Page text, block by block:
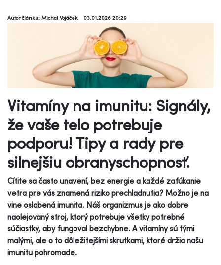
Autor článku: Michal Vojáček 03.01.2026 20:29
Vitamíny na imunitu: Signály,
že vaše telo potrebuje
podporu! Tipy a rady pre
silnejšiu obranyschopnosť.
Cítite sa často unavení, bez energie a každé zafúkanie
vetra pre vás znamená riziko prechladnutia? Možno je na
vine oslabená imunita. Náš organizmus je ako dobre
naolejovaný stroj, ktorý potrebuje všetky potrebné
súčiastky, aby fungoval bezchybne. A vitamíny sú tými
malými, ale o to dôležitejšími skrutkami, ktoré držia našu
imunitu pohromade.